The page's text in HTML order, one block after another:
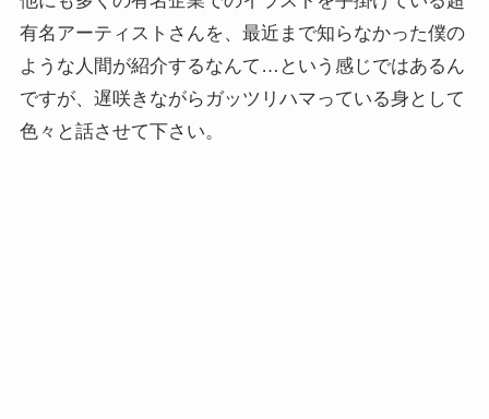
有名アーティストさんを、最近まで知らなかった僕の
ような人間が紹介するなんて…という感じではあるん
ですが、遅咲きながらガッツリハマっている身として
色々と話させて下さい。